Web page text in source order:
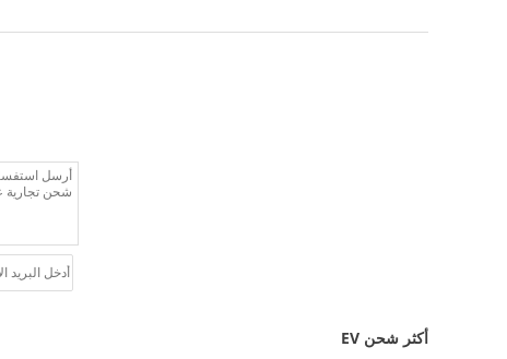
أكثر شحن EV